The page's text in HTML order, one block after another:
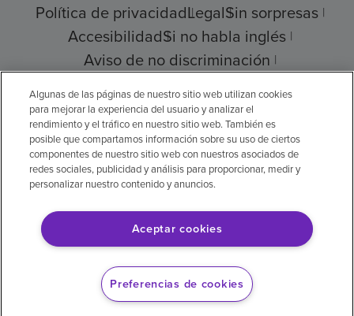
Política de privacidadLegalSin sorpresas
AccesibilidadSi no habla inglés
Aviso de no discriminación
Cumplimiento de los proveedores
© 2026 Encompass Health Corporation
Preferencias de cookies
Aviso legal: Se tradujo con la ayuda de
inteligencia artificial (IA). La versión en inglés
es la versión oficial.
Algunas de las páginas de nuestro sitio web utilizan cookies
para mejorar la experiencia del usuario y analizar el
rendimiento y el tráfico en nuestro sitio web. También es
posible que compartamos información sobre su uso de ciertos
componentes de nuestro sitio web con nuestros asociados de
redes sociales, publicidad y análisis para proporcionar, medir y
personalizar nuestro contenido y anuncios.
Aceptar cookies
Preferencias de cookies